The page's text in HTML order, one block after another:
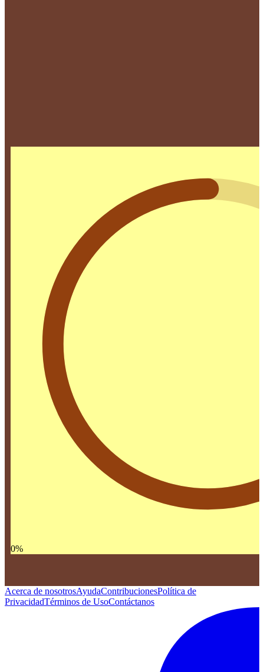
0%
Acerca de nosotrosAyudaContribucionesPolítica de
PrivacidadTérminos de UsoContáctanos